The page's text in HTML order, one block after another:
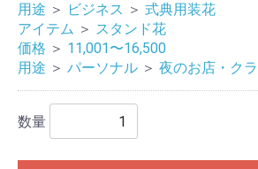
用途 ＞ ビジネス ＞ 式典用装花
アイテム ＞ スタンド花
価格 ＞ 11,001〜16,500
用途 ＞ パーソナル ＞ 夜のお店・ク
数量